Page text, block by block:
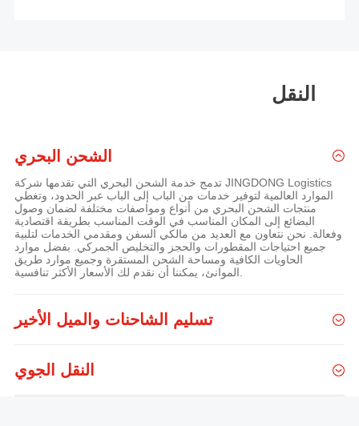
النقل
الشحن البحري
تدمج خدمة الشحن البحري التي تقدمها شركة JINGDONG Logistics
الموارد العالمية لتوفير خدمات من الباب إلى الباب عبر الحدود، وتغطي
منتجات الشحن البحري من أنواع ومواصفات مختلفة لضمان وصول
البضائع إلى المكان المناسب في الوقت المناسب بطريقة اقتصادية
وفعالة. نحن نتعاون مع العديد من مالكي السفن ومقدمي الخدمات لتلبية
جميع احتياجات المقطورات والحجز والتخليص الجمركي. بفضل موارد
الحاويات الكافية ومساحة الشحن المستقرة وجميع موارد طريق
تسليم الشاحنات والميل الأخير
النقل الجوي